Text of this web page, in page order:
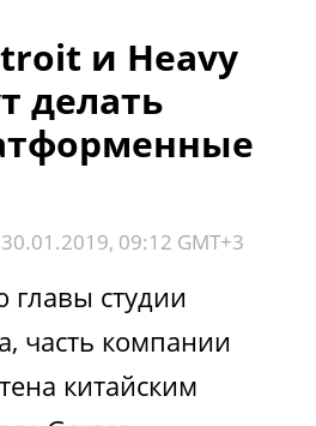
и Heavy
делать
30.01.2019, 09:12 GMT+3
студии
часть компании
китайским